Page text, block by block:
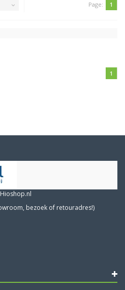
Page: 1
1
bezoek of retouradres!)